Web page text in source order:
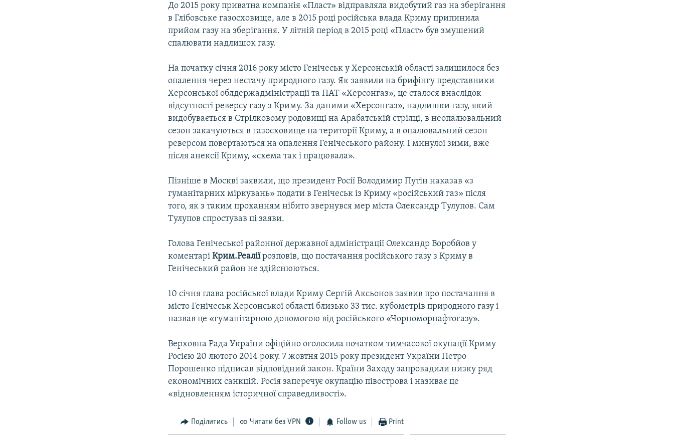
До 2015 року приватна компанія «Пласт» відправляла видобутий газ на зберігання
в Глібовське газосховище, але в 2015 році російська влада Криму припинила
прийом газу на зберігання. У літній період в 2015 році «Пласт» був змушений
спалювати надлишок газу.
На початку січня 2016 року місто Генічеськ у Херсонській області залишилося без
опалення через нестачу природного газу. Як заявили на брифінгу представники
Херсонської облдержадміністрації та ПАТ «Херсонгаз», це сталося внаслідок
відсутності реверсу газу з Криму. За даними «Херсонгаз», надлишки газу, який
видобувається в Стрілковому родовищі на Арабатській стрілці, в неопалювальний
сезон закачуються в газосховище на території Криму, а в опалювальний сезон
реверсом повертаються на опалення Генічеського району. І минулої зими, вже
після анексії Криму, «схема так і працювала».
Пізніше в Москві заявили, що президент Росії Володимир Путін наказав «з
гуманітарних міркувань» подати в Генічеськ із Криму «російський газ» після
того, як з таким проханням нібито звернувся мер міста Олександр Тулупов. Сам
Тулупов спростував ці заяви.
Голова Генічеської районної державної адміністрації Олександр Воробйов у
коментаріКрим.Реаліїрозповів, що постачання російського газу з Криму в
Генічеський район не здійснюються.
10 січня глава російської влади Криму Сергій Аксьонов заявив про постачання в
місто Генічеськ Херсонської області близько 33 тис. кубометрів природного газу і
назвав це «гуманітарною допомогою від російського «Чорноморнафтогазу».
Верховна Рада України офіційно оголосила початком тимчасової окупації Криму
Росією 20 лютого 2014 року. 7 жовтня 2015 року президент України Петро
Порошенко підписав відповідний закон. Країни Заходу запровадили низку ряд
економічних санкцій. Росія заперечує окупацію півострова і називає це
«відновленням історичної справедливості».
Поділитись Читати без VPN Follow us Print